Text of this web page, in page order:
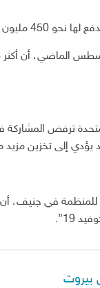
دولار سنويا.
ترفض المشاركة
إلى تخزين مزيد من
في جنيف، أن
19”.
بيروت